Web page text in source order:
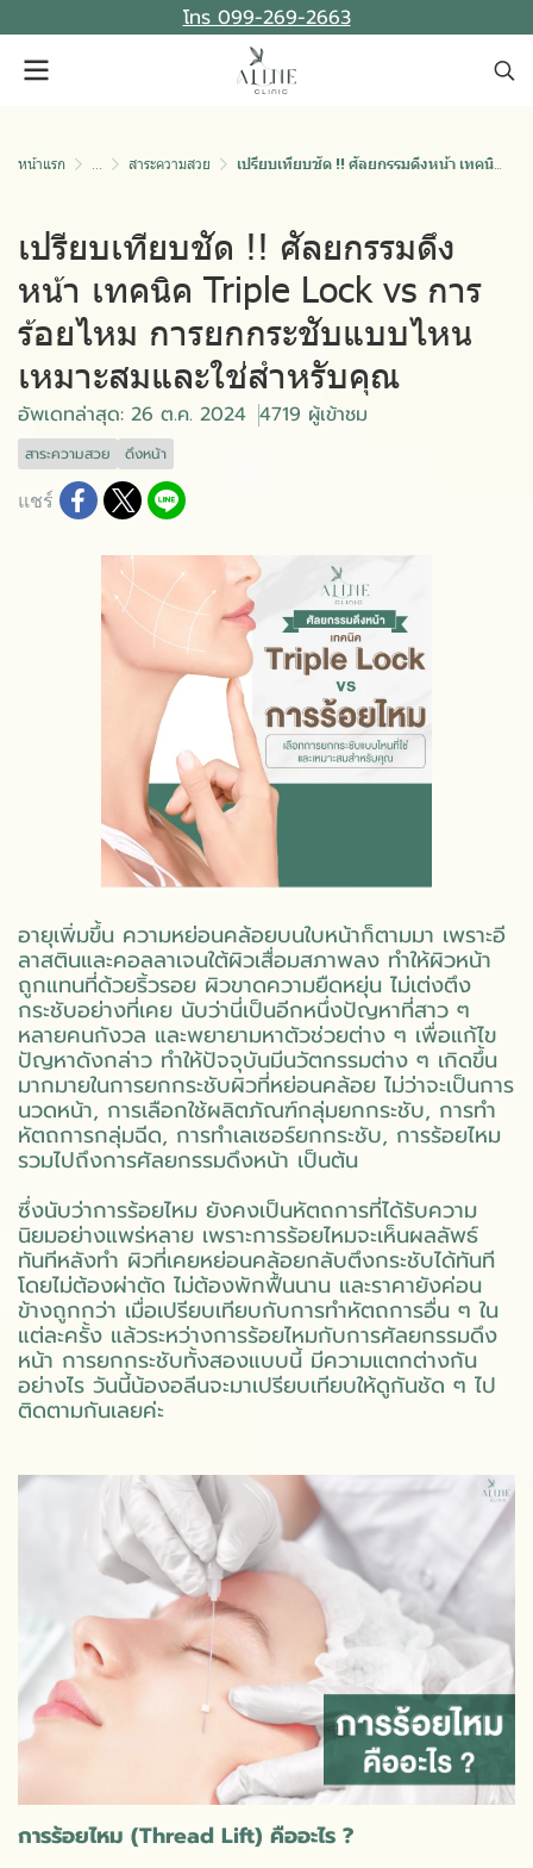
โทร 099-269-2663
หน้าแรก ... สาระความสวย เปรียบเทียบชัด !! ศัลยกรรมดึงหน้า เทคนิค Triple Lock vs การร้อยไหม การยกกระชับแบบไหน เหมาะสมและใช่สำหรับคุณ
เปรียบเทียบชัด !! ศัลยกรรมดึง
หน้า เทคนิค Triple Lock vs การ
ร้อยไหม การยกกระชับแบบไหน
เหมาะสมและใช่สำหรับคุณ
อัพเดทล่าสุด: 26 ต.ค. 2024 4719 ผู้เข้าชม
สาระความสวย ดึงหน้า
แชร์
อายุเพิ่มขึ้น ความหย่อนคล้อยบนใบหน้าก็ตามมา เพราะอี
ลาสตินและคอลลาเจนใต้ผิวเสื่อมสภาพลง ทำให้ผิวหน้า
ถูกแทนที่ด้วยริ้วรอย ผิวขาดความยืดหยุ่น ไม่เต่งตึง
กระชับอย่างที่เคย นับว่านี่เป็นอีกหนึ่งปัญหาที่สาว ๆ
หลายคนกังวล และพยายามหาตัวช่วยต่าง ๆ เพื่อแก้ไข
ปัญหาดังกล่าว ทำให้ปัจจุบันมีนวัตกรรมต่าง ๆ เกิดขึ้น
มากมายในการยกกระชับผิวที่หย่อนคล้อย ไม่ว่าจะเป็นการ
นวดหน้า, การเลือกใช้ผลิตภัณฑ์กลุ่มยกกระชับ, การทำ
หัตถการกลุ่มฉีด, การทำเลเซอร์ยกกระชับ, การร้อยไหม
รวมไปถึงการศัลยกรรมดึงหน้า เป็นต้น
ซึ่งนับว่าการร้อยไหม ยังคงเป็นหัตถการที่ได้รับความ
นิยมอย่างแพร่หลาย เพราะการร้อยไหมจะเห็นผลลัพธ์
ทันทีหลังทำ ผิวที่เคยหย่อนคล้อยกลับตึงกระชับได้ทันที
โดยไม่ต้องผ่าตัด ไม่ต้องพักฟื้นนาน และราคายังค่อน
ข้างถูกกว่า เมื่อเปรียบเทียบกับการทำหัตถการอื่น ๆ ใน
แต่ละครั้ง แล้วระหว่างการร้อยไหมกับการศัลยกรรมดึง
หน้า การยกกระชับทั้งสองแบบนี้ มีความแตกต่างกัน
อย่างไร วันนี้น้องอลีนจะมาเปรียบเทียบให้ดูกันชัด ๆ ไป
ติดตามกันเลยค่ะ
การร้อยไหม (Thread Lift) คืออะไร ?